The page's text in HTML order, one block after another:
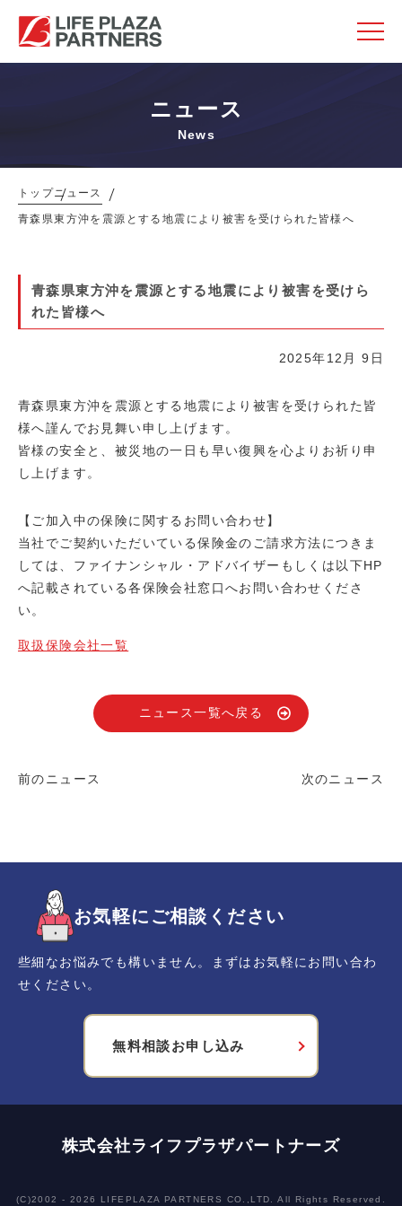
ニュース
News
トップニュース
青森県東方沖を震源とする地震により被害を受けられた皆様へ
青森県東方沖を震源とする地震により被害を受けら
れた皆様へ
2025年12月 9日
青森県東方沖を震源とする地震により被害を受けられた皆
様へ謹んでお見舞い申し上げます。
皆様の安全と、被災地の一日も早い復興を心よりお祈り申
し上げます。
【ご加入中の保険に関するお問い合わせ】
当社でご契約いただいている保険金のご請求方法につきま
しては、ファイナンシャル・アドバイザーもしくは以下HP
へ記載されている各保険会社窓口へお問い合わせくださ
い。
取扱保険会社一覧
ニュース一覧へ戻る
前のニュース 次のニュース
お気軽にご相談ください
些細なお悩みでも構いません。まずはお気軽にお問い合わ
せください。
無料相談お申し込み
株式会社ライフプラザパートナーズ
(C)2002 - 2026 LIFEPLAZA PARTNERS CO.,LTD. All Rights Reserved.